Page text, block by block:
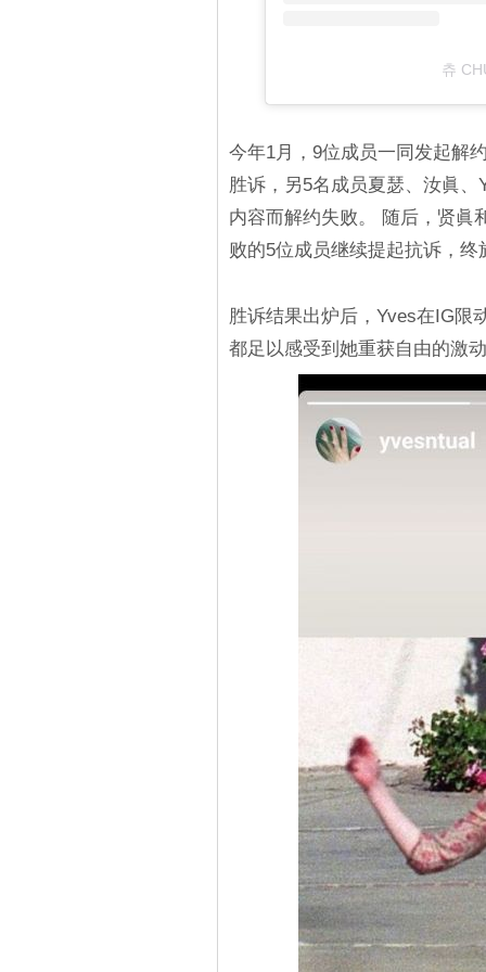
츄
今年1月，9位成员一同发起解
胜诉，另5名成员夏瑟、汝眞
内容而解约失败。 随后，贤眞
败的5位成员继续提起抗诉，终
胜诉结果出炉后，Yves在IG限
都足以感受到她重获自由的激